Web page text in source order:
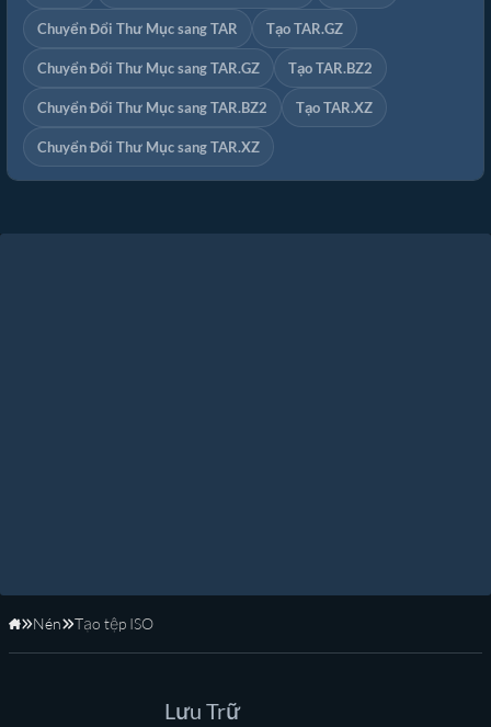
Chuyển Đổi Thư Mục sang TAR Tạo TAR.GZ
Chuyển Đổi Thư Mục sang TAR.GZ Tạo TAR.BZ2
Chuyển Đổi Thư Mục sang TAR.BZ2 Tạo TAR.XZ
Chuyển Đổi Thư Mục sang TAR.XZ
Trang Chủ
Nén Tạo tệp ISO
Lưu Trữ